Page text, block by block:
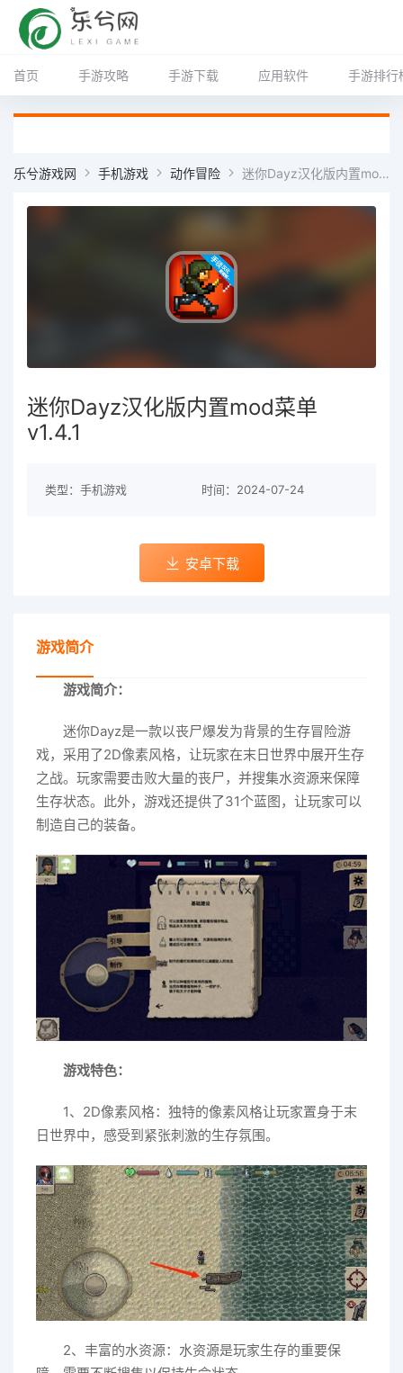
首页 手游攻略 手游下载 应用软件 手游排行
乐兮游戏网 手机游戏 动作冒险 迷你Dayz汉化版内置mod菜单 v1.4.1
迷你Dayz汉化版内置mod菜单
v1.4.1
类型：手机游戏 时间：2024-07-24
安卓下载
游戏简介
游戏简介：
迷你Dayz是一款以丧尸爆发为背景的生存冒险游
戏，采用了2D像素风格，让玩家在末日世界中展开生存
之战。玩家需要击败大量的丧尸，并搜集水资源来保障
生存状态。此外，游戏还提供了31个蓝图，让玩家可以
制造自己的装备。
游戏特色：
1、2D像素风格：独特的像素风格让玩家置身于末
日世界中，感受到紧张刺激的生存氛围。
2、丰富的水资源：水资源是玩家生存的重要保